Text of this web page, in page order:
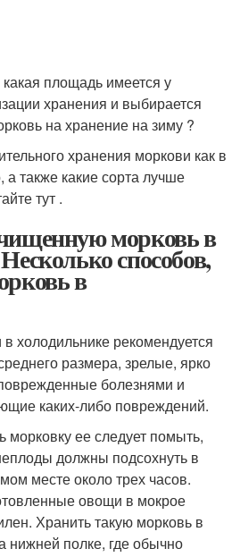
площадь имеется у
хранения и выбирается
на хранение на зиму ?
хранения моркови как в
а также какие сорта лучше
тут .
морковь в
способов,
в
холодильнике рекомендуется
размера, зрелые, ярко
болезнями и
каких-либо повреждений.
морковку ее следует помыть,
должны подсохнуть в
месте около трех часов.
овощи в мокрое
Хранить такую морковь в
нижней полке, где обычно